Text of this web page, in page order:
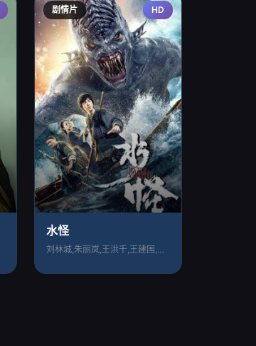
剧情片 HD
水怪
刘林城,朱丽岚,王洪千,王建国,乐思宏,